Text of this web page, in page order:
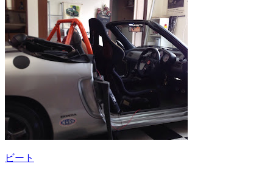
ビート